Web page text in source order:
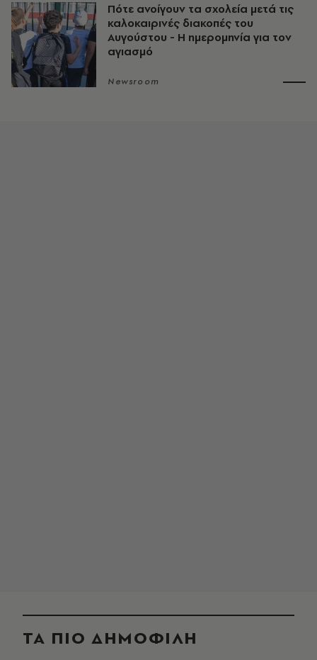
Πότε ανοίγουν τα σχολεία μετά τις
καλοκαιρινές διακοπές του
Αυγούστου - Η ημερομηνία για τον
αγιασμό
Newsroom
ΤΑ ΠΙΟ ΔΗΜΟΦΙΛΗ